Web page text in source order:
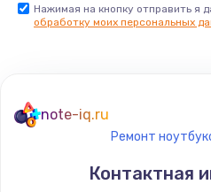
Нажимая на кнопку отправить я
обработку моих персональных
note-iq.ru
Ремонт
Контактная